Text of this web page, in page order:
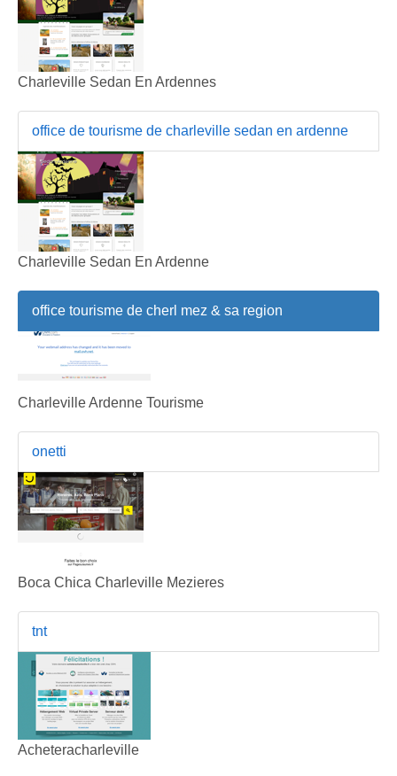
Charleville Sedan En Ardennes
office de tourisme de charleville sedan en ardenne
Charleville Sedan En Ardenne
office tourisme de cherl mez & sa region
Charleville Ardenne Tourisme
onetti
Boca Chica Charleville Mezieres
tnt
Acheteracharleville